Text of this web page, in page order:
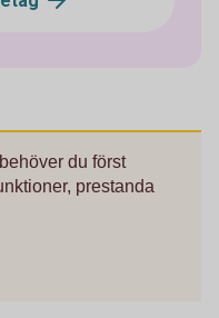
du först
prestanda